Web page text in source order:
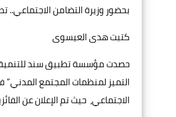
بحضور وزيرة التضامن الاجتماعي..
كتبت هدى العيسوى
حصدت مؤسسة تطبيق سند للتنمية
التميز لمنظمات المجتمع المدني”
الاجتماعي، حيث تم الإعلان عن الفائزين بجوائز التميز لعام 2025، بحضور